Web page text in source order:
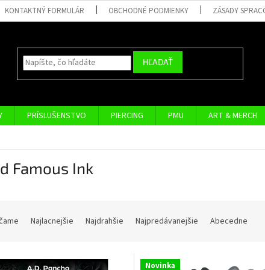
KONTAKTNÝ FORMULÁR OBCHODNÉ PODMIENKY ZÁSADY
HĽADAŤ
PRÍSLUŠENSTVO PIERCING PMU ART & MERCH
Famous Ink
Najlacnejšie Najdrahšie Najpredávanejšie Abecedne
Novinka